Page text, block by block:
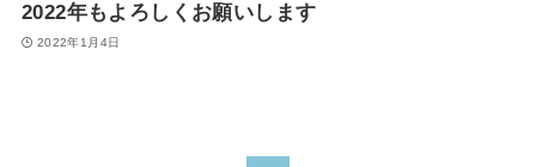
2022年もよろしくお願いします
2022年1月4日